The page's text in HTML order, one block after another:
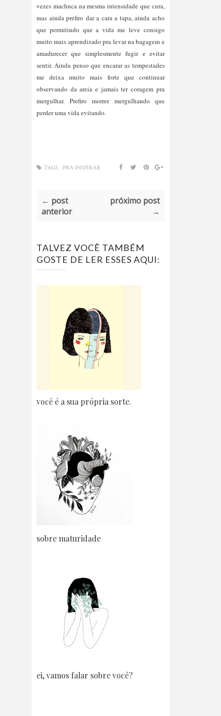
vezes machuca na mesma intensidade que cura,
mas ainda prefiro dar a cara a tapa, ainda acho
que permitindo que a vida me leve consigo
muito mais aprendizado pra levar na bagagem e
amadurecer que simplesmente fugir e evitar
sentir. Ainda penso que encarar as tempestades
me deixa muito mais forte que continuar
observando da areia e jamais ter coragem pra
mergulhar. Prefiro morrer mergulhando que
TAGS : PRA INSPIRAR
← post
anterior
próximo post
→
TALVEZ VOCÊ TAMBÉM
GOSTE DE LER ESSES AQUI:
você é a sua própria sorte.
sobre maturidade
ei, vamos falar sobre você?